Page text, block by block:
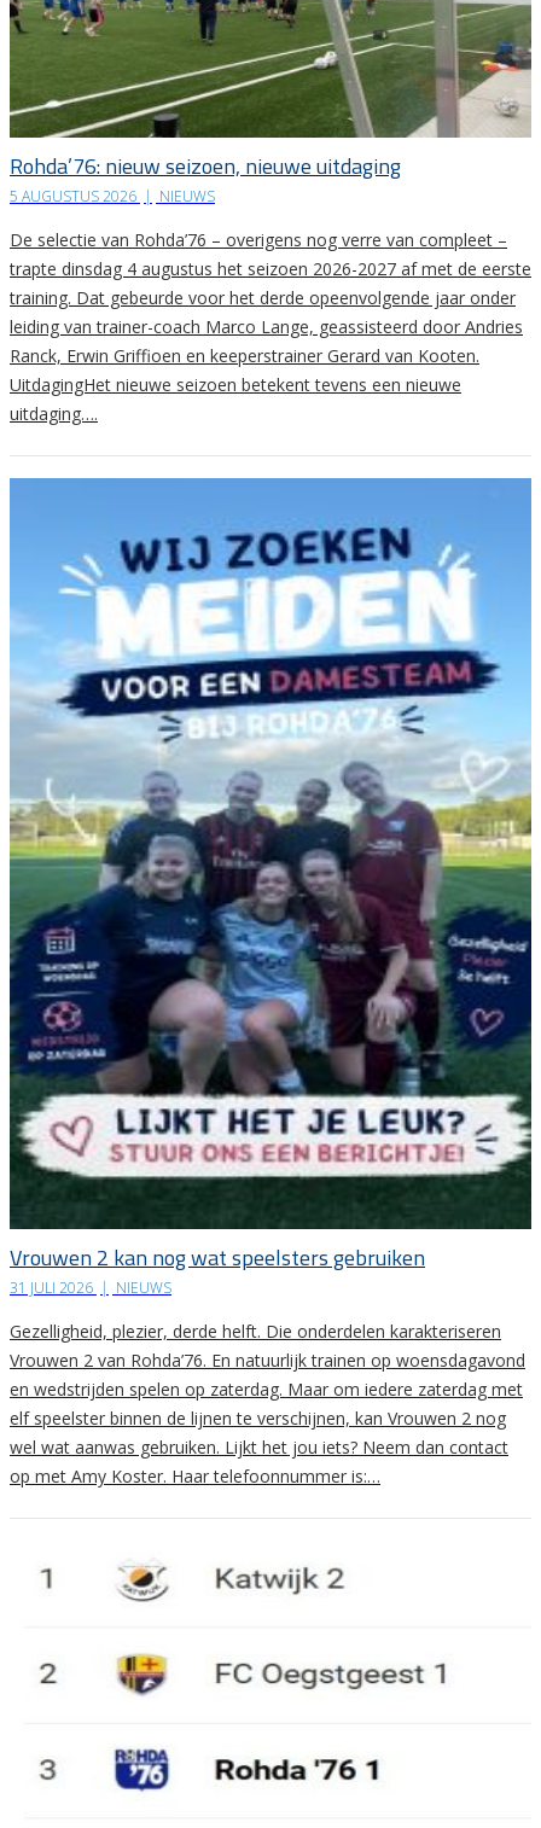
Rohda’76: nieuw seizoen, nieuwe uitdaging
5 AUGUSTUS 2026 | NIEUWS
De selectie van Rohda’76 – overigens nog verre van compleet –
trapte dinsdag 4 augustus het seizoen 2026-2027 af met de eerste
training. Dat gebeurde voor het derde opeenvolgende jaar onder
leiding van trainer-coach Marco Lange, geassisteerd door Andries
Ranck, Erwin Griffioen en keeperstrainer Gerard van Kooten.
UitdagingHet nieuwe seizoen betekent tevens een nieuwe
uitdaging….
Vrouwen 2 kan nog wat speelsters gebruiken
31 JULI 2026 | NIEUWS
Gezelligheid, plezier, derde helft. Die onderdelen karakteriseren
Vrouwen 2 van Rohda’76. En natuurlijk trainen op woensdagavond
en wedstrijden spelen op zaterdag. Maar om iedere zaterdag met
elf speelster binnen de lijnen te verschijnen, kan Vrouwen 2 nog
wel wat aanwas gebruiken. Lijkt het jou iets? Neem dan contact
op met Amy Koster. Haar telefoonnummer is:…